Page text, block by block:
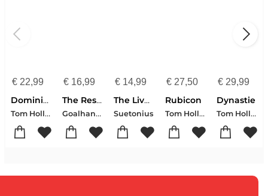
€22,99
Dominion
Tom Holland
€16,99
The Rest is History
Goalhanger-Tom Holland-Dominic (Historian) Sandbrook
€ 14,99
The Lives Of The Caesars
Suetonius
€ 27,50
Rubicon
Tom Holland
€ 29,99
Dynastie
Tom Holland